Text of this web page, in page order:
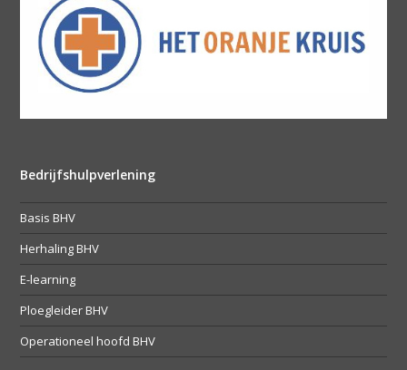
Bedrijfshulpverlening
Basis BHV
Herhaling BHV
E-learning
Ploegleider BHV
Operationeel hoofd BHV